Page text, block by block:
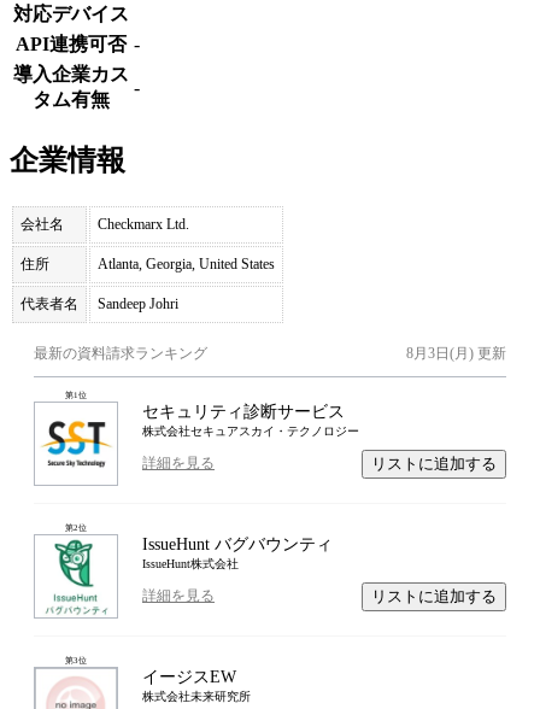
対応デバイス
API連携可否 -
導入企業カス
タム有無
-
企業情報
会社名 Checkmarx Ltd.
住所 Atlanta, Georgia, United States
代表者名 Sandeep Johri
最新の資料請求ランキング 8月3日(月) 更新
第1位
セキュリティ診断サービス
株式会社セキュアスカイ・テクノロジー
詳細を見る リストに追加する
第2位
IssueHunt バグバウンティ
IssueHunt株式会社
詳細を見る リストに追加する
第3位
イージスEW
株式会社未来研究所